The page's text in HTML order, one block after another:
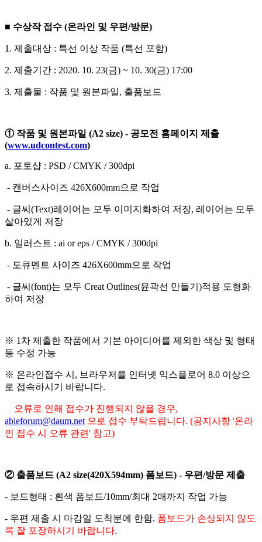
■ 수상작 접수 (온라인 및 우편/방문)
1. 제출대상 : 특선 이상 작품 (특선 포함)
2. 제출기간 : 2020. 10. 23(금) ~ 10. 30(금) 17:00
3. 제출물 : 작품 및 원본파일, 출품보드
① 작품 및 원본파일 (A2 size) - 공모전 홈페이지 제출
(www.udcontest.com)
a. 포토샵 : PSD / CMYK / 300dpi
- 캔버스사이즈 426X600mm으로 작업
- 글씨 (Text)레이어는 모두 이미지화하여 저장, 레이어는 모두
살아있게 저장
b. 일러스트 : ai or eps / CMYK / 300dpi
- 도큐멘트 사이즈 426X600mm으로 작업
- 글씨 (font)는 모두 Creat Outlines(윤곽선 만들기 )적용 도형화
하여 저장
※ 1차 제출한 작품에서 기본 아이디어를 제외한 색상 및 형태
등 수정 가능
※ 온라인접수 시, 브라우저를 인터넷 익스플로어 8.0 이상으
로 접속하시기 바랍니다.
오류로 인해 접수가 진행되지 않을 경우,
ableforum@daum.net으로 접수 부탁드립니다. (공지사항 '온라
인 접수 시 오류 관련' 참고)
② 출품보드 (A2 size(420X594mm) 폼보드) - 우편/방문 제출
- 보드형태 : 흰색 폼보드/10mm/최대 2매까지 작업 가능
- 우편 제출 시 마감일 도착분에 한함. 폼보드가 손상되지 않도
록 잘 포장하시기 바랍니다.